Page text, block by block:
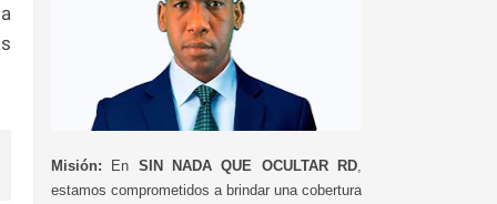
Misión: En SIN NADA QUE OCULTAR RD
estamos comprometidos a brindar una cobertura